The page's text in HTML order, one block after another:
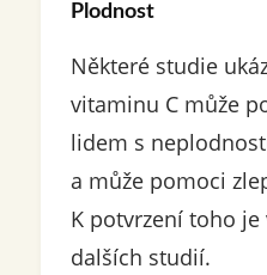
Plodnost
Některé studie
vitaminu C může
lidem s
a může pomoci
K potvrzení toho je
dalších studií.